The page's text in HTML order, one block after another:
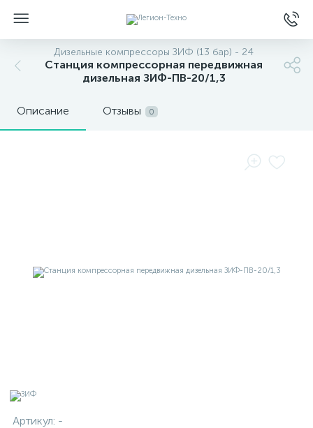
Дизельные компрессоры ЗИФ (13 бар) - 24
Станция компрессорная передвижная
дизельная ЗИФ-ПВ-20/1,3
Описание Отзывы 0
Артикул: -